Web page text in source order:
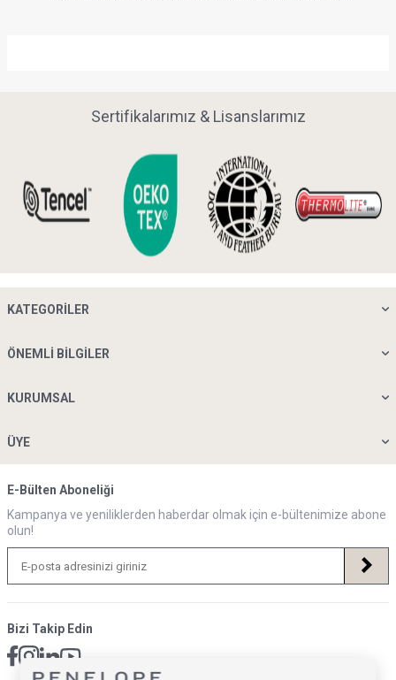
Sertifikalarımız & Lisanslarımız
KATEGORILER
ÖNEMLI BILGILER
KURUMSAL
ÜYE
E-Bülten Aboneliği
Kampanya ve yeniliklerden haberdar olmak için e-bültenimize abone
olun!
Bizi Takip Edin